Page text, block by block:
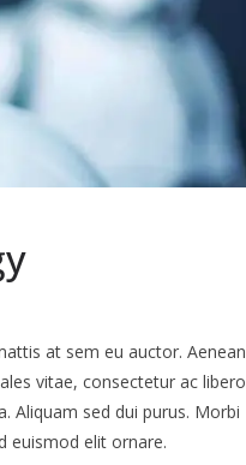
at sem eu auctor.
vitae, consectetur ac
Aliquam sed dui purus. Morbi
euismod elit ornare.